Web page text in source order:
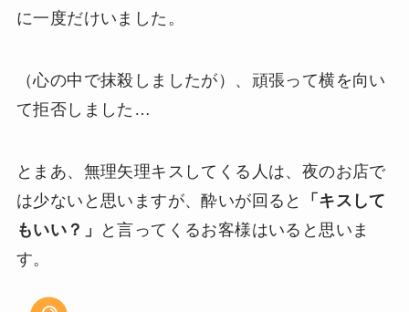
に一度だけいました。
（心の中で抹殺しましたが）、頑張って横を向い
て拒否しました…
とまあ、無理矢理キスしてくる人は、夜のお店で
は少ないと思いますが、酔いが回ると
「キスして
もいい？」
と言ってくるお客様はいると思いま
す。